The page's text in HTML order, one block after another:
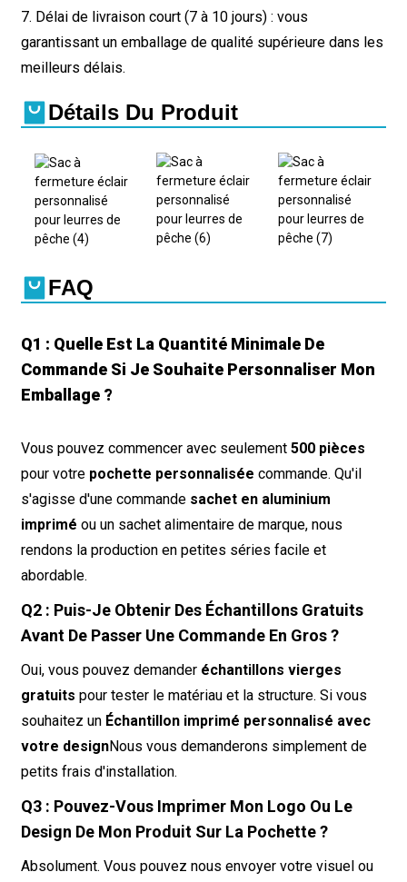
7. Délai de livraison court (7 à 10 jours) : vous
garantissant un emballage de qualité supérieure dans les
meilleurs délais.
Détails Du Produit
FAQ
Q1 : Quelle Est La Quantité Minimale De
Commande Si Je Souhaite Personnaliser Mon
Emballage ?
Vous pouvez commencer avec seulement 500 pièces
pour votre pochette personnalisée commande. Qu'il
s'agisse d'une commande sachet en aluminium
imprimé ou un sachet alimentaire de marque, nous
rendons la production en petites séries facile et
abordable.
Q2 : Puis-Je Obtenir Des Échantillons Gratuits
Avant De Passer Une Commande En Gros ?
Oui, vous pouvez demander échantillons vierges
gratuits pour tester le matériau et la structure. Si vous
souhaitez un Échantillon imprimé personnalisé avec
votre designNous vous demanderons simplement de
petits frais d'installation.
Q3 : Pouvez-Vous Imprimer Mon Logo Ou Le
Design De Mon Produit Sur La Pochette ?
Absolument. Vous pouvez nous envoyer votre visuel ou